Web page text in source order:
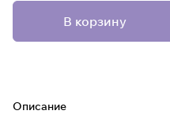
В корзину
Описание